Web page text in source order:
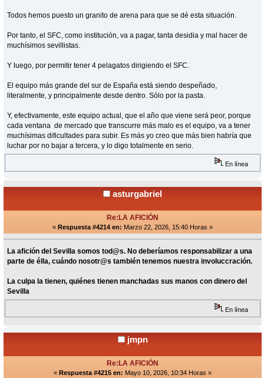
Todos hemos puesto un granito de arena para que se dé esta situación.
Por tanto, el SFC, como institución, va a pagar, tanta desidia y mal hacer de
muchísimos sevillistas.
Y luego, por permitir tener 4 pelagatos dirigiendo el SFC.
El equipo más grande del sur de España está siendo despeñado,
literalmente, y principalmente desde dentro. Sólo por la pasta.
Y, efectivamente, este equipo actual, que el año que viene será peor, porque
cada ventana de mercado que transcurre más malo es el equipo, va a tener
muchísimas dificultades para subir. Es más yo creo que más bien habría que
luchar por no bajar a tercera, y lo digo totalmente en serio.
En línea
asturgabriel
Re:LA AFICIÓN
« Respuesta #4214 en: Marzo 22, 2026, 15:40 Horas »
La afición del Sevilla somos tod@s. No deberíamos responsabilizar a una
parte de élla, cuándo nosotr@s también tenemos nuestra involuccración.
La culpa la tienen, quiénes tienen manchadas sus manos con dinero del
Sevilla
En línea
jmpn
Re:LA AFICIÓN
« Respuesta #4215 en: Mayo 10, 2026, 10:34 Horas »